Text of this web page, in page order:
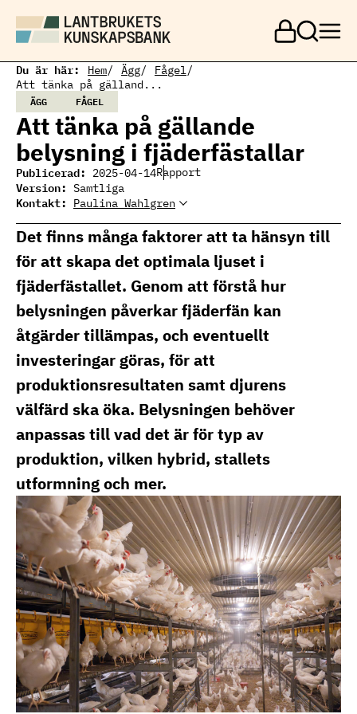
a
Du är här: Hem Ägg
Fågel
Att tänka på gälland...
ÄGG FÅGEL
Att tänka på gällande
belysning i fjäderfästallar
Publicerad: 2025-04-14Rapport
Version: Samtliga
Kontakt: Paulina Wahlgren
Paulina Wahlgren
Ämnesansvarig fjäderfä
paulina.wahlgren@ri.se
010 251 38 57
fjäderfä
Det finns många faktorer att ta hänsyn till
för att skapa det optimala ljuset i
fjäderfästallet. Genom att förstå hur
belysningen påverkar fjäderfän kan
åtgärder tillämpas, och eventuellt
investeringar göras, för att
produktionsresultaten samt djurens
välfärd ska öka. Belysningen behöver
anpassas till vad det är för typ av
produktion, vilken hybrid, stallets
utformning och mer.